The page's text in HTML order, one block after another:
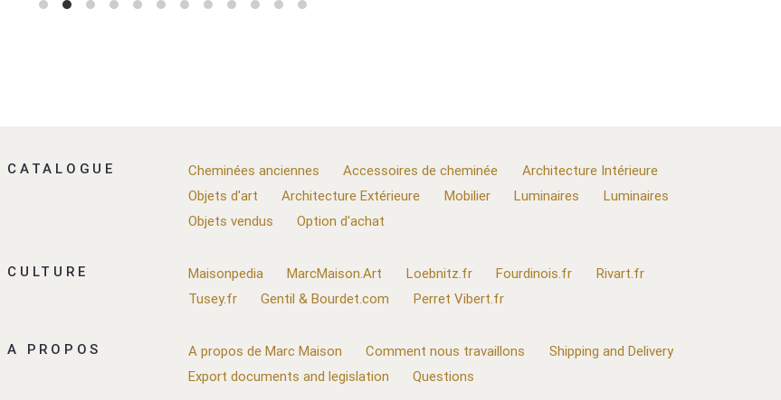
CATALOGUE Cheminées anciennes Accessoires de cheminée
Architecture Intérieure
Objets d'art
Architecture Extérieure Mobilier Luminaires
Luminaires
Objets vendus
Option d'achat
CULTURE Maisonpedia MarcMaison.Art Loebnitz.fr Fourdinois.fr
Rivart.fr
Tusey.fr
Gentil & Bourdet.com Perret Vibert.fr
A PROPOS A propos de Marc Maison Comment nous travaillons
Shipping and Delivery
Export documents and legislation
Questions